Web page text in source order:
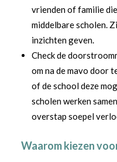
vrienden of familie
middelbare scholen.
inzichten geven.
Check de
om na de mavo door
of de school deze
scholen werken
overstap soepel
Waarom kiezen